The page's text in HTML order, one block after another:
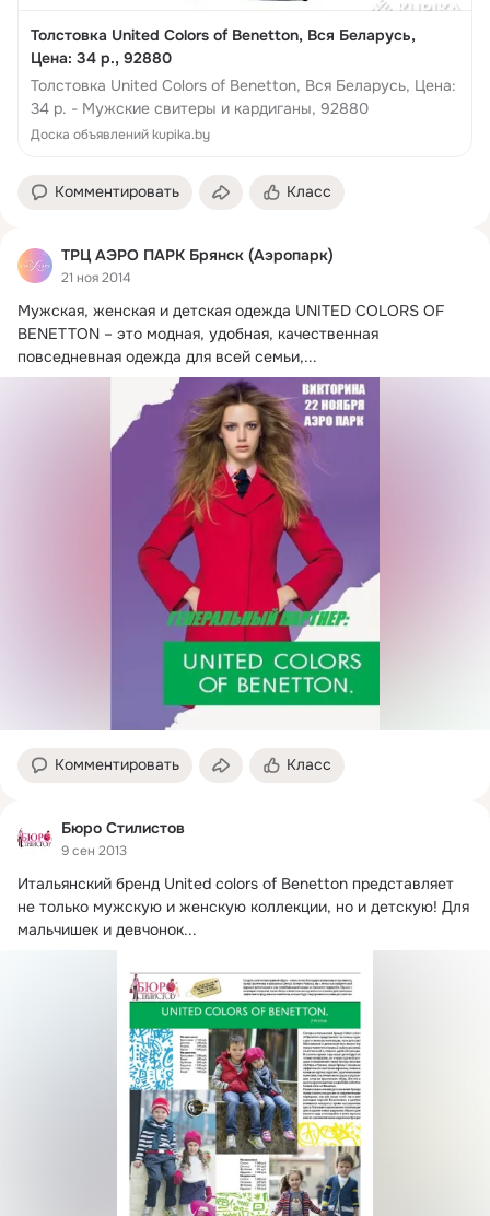
Толстовка United Colors of Benetton, Вся Беларусь,
Цена: 34 р., 92880
Толстовка United Colors of Benetton, Вся Беларусь, Цена:
34 р. - Мужские свитеры и кардиганы, 92880
Доска объявлений kupika.by
Комментировать Класс
ТРЦ АЭРО ПАРК Брянск (Аэропарк)
21 ноя 2014
Мужская, женская и детская одежда UNITED COLORS OF
BENETTON – это модная, удобная, качественная
повседневная одежда для всей семьи,...
Комментировать Класс
Бюро Стилистов
9 сен 2013
Итальянский бренд United colors of Benetton представляет
не только мужскую и женскую коллекции, но и детскую! Для
мальчишек и девчонок...